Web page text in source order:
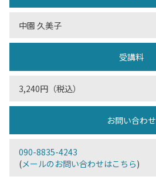
中園 久美子
受講料
3,240円（税込）
お問い合わせ
090-8835-4243
(メールのお問い合わせはこちら)